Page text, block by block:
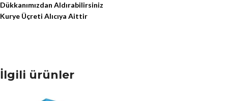
Dükkanımızdan Aldırabilirsiniz
Kurye Üçreti Alıcıya Aittir
İlgili ürünler